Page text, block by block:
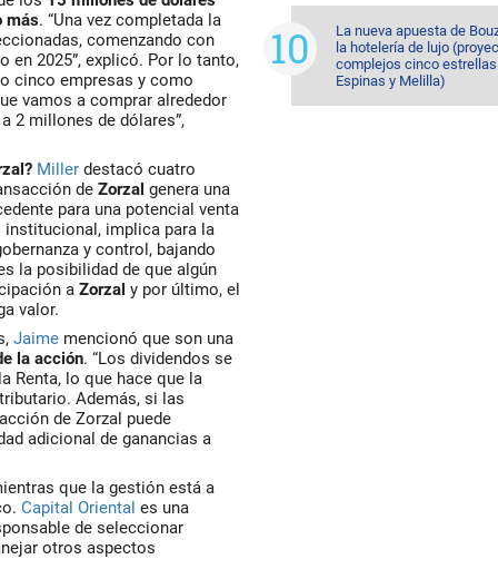
más. “Una vez completada la
comenzando con
en 2025”, explicó. Por lo tanto,
cinco empresas y como
vamos a comprar alrededor
2 millones de dólares”,
Miller destacó cuatro
de Zorzal genera una
para una potencial venta
implica para la
y control, bajando
la posibilidad de que algún
a Zorzal y por último, el
valor.
Jaime mencionó que son una
la acción. “Los dividendos se
Renta, lo que hace que la
Además, si las
de Zorzal puede
adicional de ganancias a
que la gestión está a
Capital Oriental es una
de seleccionar
otros aspectos
La nueva apuesta de
la hotelería de lujo
complejos cinco
Espinas y Melilla)